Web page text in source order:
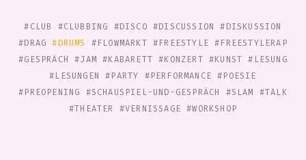
#CLUB #CLUBBING #DISCO #DISCUSSION#DISKUSSION
#DRAG#DRUMS #FLOWMARKT #FREESTYLE#FREESTYLERAP
#GESPRÄCH#JAM#KABARETT#KONZERT #KUNST#LESUNG
#LESUNGEN#PARTY #PERFORMANCE#POESIE
#PREOPENING #SCHAUSPIEL-UND-GESPRÄCH #SLAM #TALK
#THEATER #VERNISSAGE#WORKSHOP